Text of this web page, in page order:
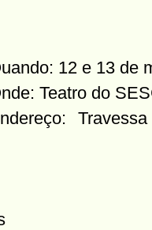
12 e 13 de
Teatro do